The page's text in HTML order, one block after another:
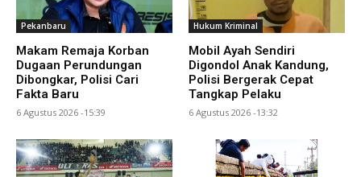
Pekanbaru
Makam Remaja Korban
Dugaan Perundungan
Dibongkar, Polisi Cari
Fakta Baru
6 Agustus 2026 -15:39
Hukum Kriminal
Mobil Ayah Sendiri
Digondol Anak Kandung,
Polisi Bergerak Cepat
Tangkap Pelaku
6 Agustus 2026 -13:32